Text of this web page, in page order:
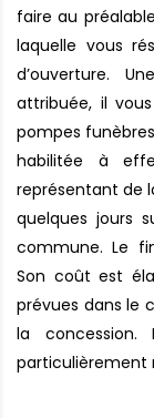
faire au
laquelle vous
d’ouverture.
attribuée, il
pompes
habilitée à
représentant de
quelques jours
commune. Le
Son coût est
prévues dans le
la
particulièrement